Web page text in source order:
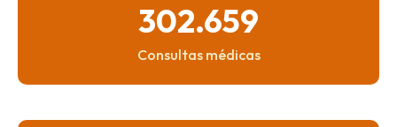
302.659
Consultasmédicas